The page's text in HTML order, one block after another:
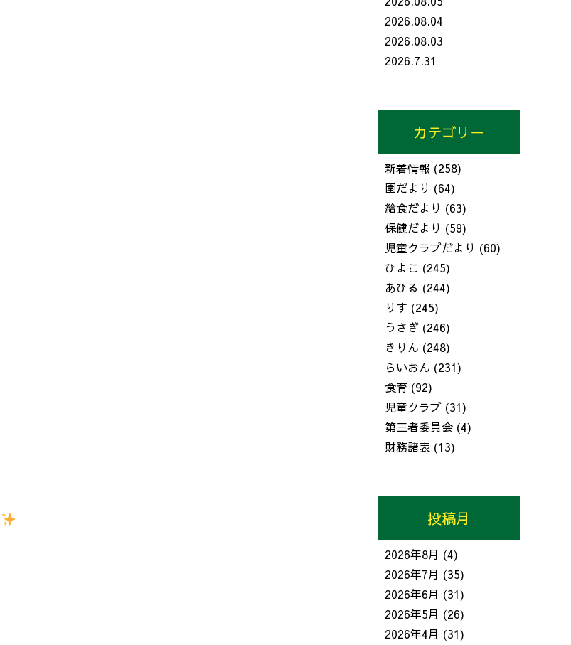
2026.08.04
2026.08.03
2026.7.31
カテゴリー
新着情報 (258)
園だより (64)
給食だより (63)
保健だより (59)
児童クラブだより (60)
ひよこ (245)
あひる (244)
りす (245)
うさぎ (246)
きりん (248)
らいおん (231)
食育 (92)
児童クラブ (31)
第三者委員会 (4)
財務諸表 (13)
投稿月
2026年8月 (4)
2026年7月 (35)
2026年6月 (31)
2026年5月 (26)
2026年4月 (31)